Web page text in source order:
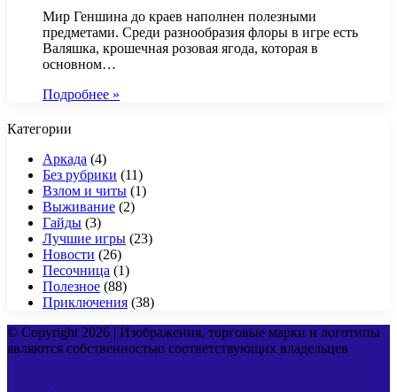
Мир Геншина до краев наполнен полезными
предметами. Среди разнообразия флоры в игре есть
Валяшка, крошечная розовая ягода, которая в
основном…
Подробнее »
Категории
Аркада (4)
Без рубрики (11)
Взлом и читы (1)
Выживание (2)
Гайды (3)
Лучшие игры (23)
Новости (26)
Песочница (1)
Полезное (88)
Приключения (38)
© Copyright 2026 | Изображения, торговые марки и логотипы
являются собственностью соответствующих владельцев